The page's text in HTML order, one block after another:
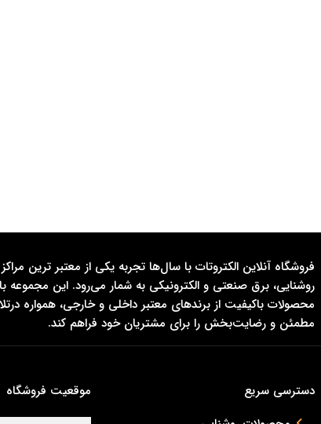
فروشگاه آنلاین الکتروتات با سال‌ها تجربه یکی از معتبر ترین
روشنایی، برق صنعتی و الکترونیکی به شمار می‌رود. این مجموعه
محصولات باکیفیت از برندهای معتبر داخلی و خارجی، همواره
مطمئن و رضایت‌بخش را برای مشتریان خود فراهم کند.
دسترسی سریع
موقعیت فروشگاه